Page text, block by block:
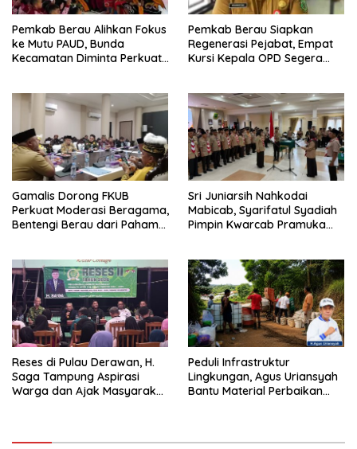
Pemkab Berau Alihkan Fokus
ke Mutu PAUD, Bunda
Kecamatan Diminta Perkuat
Pemkab Berau Siapkan
Regenerasi Pejabat, Empat
Kursi Kepala OPD Segera
Gamalis Dorong FKUB
Perkuat Moderasi Beragama,
Bentengi Berau dari Paham
Sri Juniarsih Nahkodai
Mabicab, Syarifatul Syadiah
Pimpin Kwarcab Pramuka
Reses di Pulau Derawan, H.
Saga Tampung Aspirasi
Warga dan Ajak Masyarakat
Peduli Infrastruktur
Lingkungan, Agus Uriansyah
Bantu Material Perbaikan